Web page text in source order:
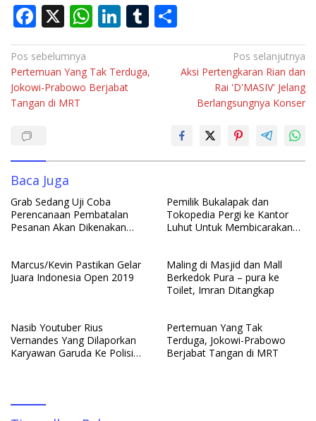
F
ac
e
b
o
X W
h
at
s
Li
n
k
e
T
u
bl
h
ar
e
Navigasi
pos
Pos sebelumnya
Pertemuan Yang Tak Terduga,
Jokowi-Prabowo Berjabat
Tangan di MRT
Pos selanjutnya
Aksi Pertengkaran Rian dan
Rai 'D'MASIV' Jelang
Berlangsungnya Konser
Baca Juga
Grab Sedang Uji Coba
Perencanaan Pembatalan
Pesanan Akan Dikenakan
Pemilik Bukalapak dan
Tokopedia Pergi ke Kantor
Luhut Untuk Membicarakan
Marcus/Kevin Pastikan Gelar
Juara Indonesia Open 2019
Maling di Masjid dan Mall
Berkedok Pura – pura ke
Toilet, Imran Ditangkap
Nasib Youtuber Rius
Vernandes Yang Dilaporkan
Karyawan Garuda Ke Polisi
Pertemuan Yang Tak
Terduga, Jokowi-Prabowo
Berjabat Tangan di MRT